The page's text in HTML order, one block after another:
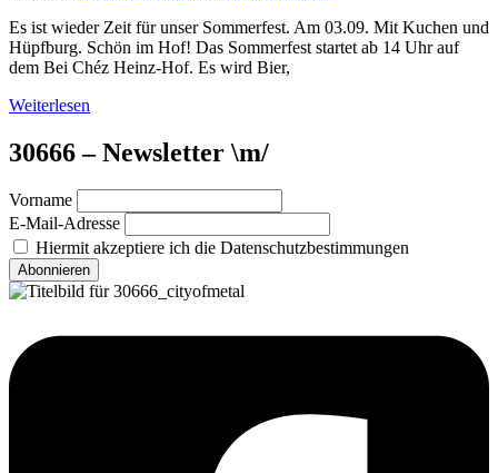
Es ist wieder Zeit für unser Sommerfest. Am 03.09. Mit Kuchen und
Hüpfburg. Schön im Hof! Das Sommerfest startet ab 14 Uhr auf
dem Bei Chéz Heinz-Hof. Es wird Bier,
Weiterlesen
Sommerfest
2023
30666 – Newsletter \m/
Vorname
E-Mail-Adresse
Hiermit akzeptiere ich die Datenschutzbestimmungen